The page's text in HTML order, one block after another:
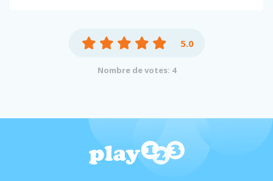
5.0
Nombre de votes: 4